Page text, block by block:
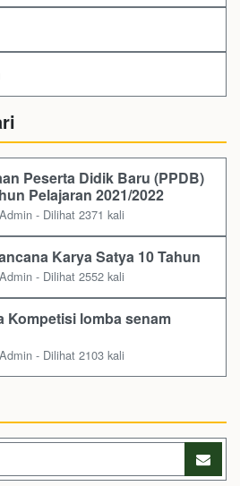
Peserta Didik Baru (PPDB)
Pelajaran 2021/2022
- Dilihat 2371 kali
Karya Satya 10 Tahun
- Dilihat 2552 kali
Kompetisi lomba senam
- Dilihat 2103 kali